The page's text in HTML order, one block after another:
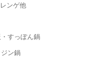
ンゲ他
すっぽん鍋
ン鍋